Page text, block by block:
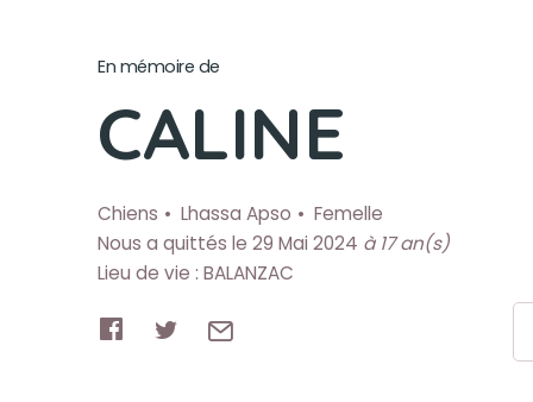
En mémoire de
CALINE
Chiens Lhassa Apso
Femelle
Nous a quittés le 29 Mai 2024 à 17 an(s)
Lieu de vie : BALANZAC